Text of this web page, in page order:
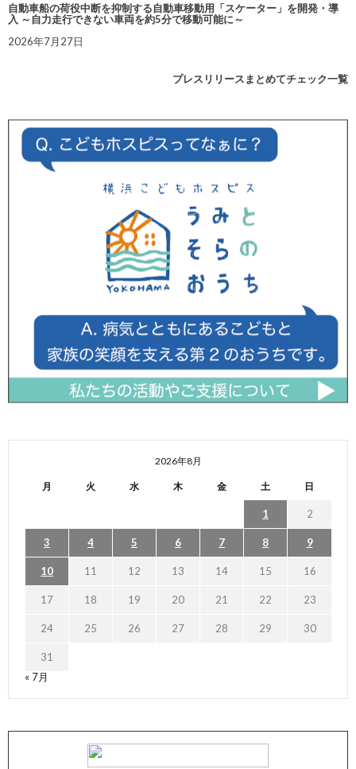
自動車船の荷役中断を抑制する自動車移動用「スケーター」を開発・導
入 ～自力走行できない車両を約5分で移動可能に～
2026年7月27日
プレスリリースまとめてチェック一覧
2026年8月
月 火 水 木 金 土 日
1 2
3 4 5 6 7 8 9
10 11 12 13 14 15 16
17 18 19 20 21 22 23
24 25 26 27 28 29 30
31
« 7月